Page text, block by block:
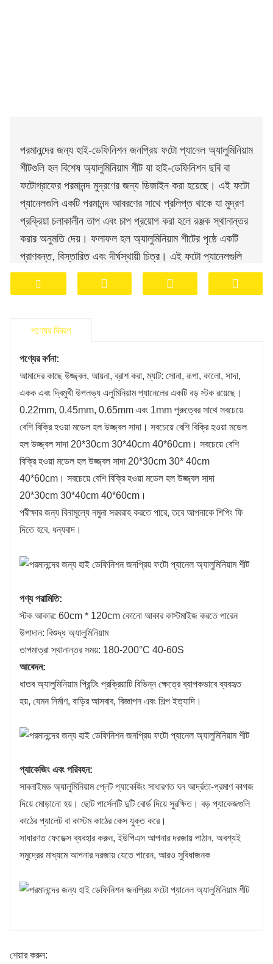
পরমানন্দের জন্য হাই-ডেফিনিশন জনপ্রিয় ফটো প্যানেল অ্যালুমিনিয়াম
শীটগুলি হল বিশেষ অ্যালুমিনিয়াম শীট যা হাই-ডেফিনিশন ছবি বা
ফটোগ্রাফের পরমানন্দ মুদ্রণের জন্য ডিজাইন করা হয়েছে। এই ফটো
প্যানেলগুলি একটি পরমানন্দ আবরণের সাথে প্রলিপ্ত থাকে যা মুদ্রণ
প্রক্রিয়া চলাকালীন তাপ এবং চাপ প্রয়োগ করা হলে রঞ্জক স্থানান্তর
করার অনুমতি দেয়। ফলাফল হল অ্যালুমিনিয়াম শীটের পৃষ্ঠে একটি
প্রাণবন্ত, বিস্তারিত এবং দীর্ঘস্থায়ী চিত্র। এই ফটো প্যানেলগুলি
ব্যতিক্রমী স্বচ্ছতা, উজ্জ্বল রঙ এবং স্থায়িত্ব সহ উচ্চ-সংজ্ঞা
চিত্রগুলি পুনরুত্পাদন করার ক্ষমতার কারণে শিল্পে জনপ্রিয়। এগুলি
আলংকারিক অ্যাপ্লিকেশন তৈরির জন্য ব্যবহৃত হয়।
পণ্যের বিবরণ
পণ্যের বর্ণনা:
আমাদের কাছে উজ্জ্বল, আয়না, ব্রাশ করা, ম্যাট: সোনা, রূপা, কালো, সাদা,
একক এবং দ্বিমুখী উপলভ্য এলুমিনিয়াম প্যানেলের একটি বড় স্টক রয়েছে।
0.22mm, 0.45mm, 0.65mm এবং 1mm পুরুত্বের সাথে সবচেয়ে
বেশি বিক্রি হওয়া মডেল হল উজ্জ্বল সাদা। সবচেয়ে বেশি বিক্রি হওয়া মডেল
হল উজ্জ্বল সাদা 20*30cm 30*40cm 40*60cm। সবচেয়ে বেশি
বিক্রি হওয়া মডেল হল উজ্জ্বল সাদা 20*30cm 30* 40cm
40*60cm। সবচেয়ে বেশি বিক্রি হওয়া মডেল হল উজ্জ্বল সাদা
20*30cm 30*40cm 40*60cm।
পরীক্ষার জন্য বিনামূল্যে নমুনা সরবরাহ করতে পারে, তবে আপনাকে শিপিং ফি
দিতে হবে, ধন্যবাদ।
পণ্য পরামিতি:
স্টক আকার: 60cm * 120cm কোনো আকার কাস্টমাইজ করতে পারেন
উপাদান: বিশুদ্ধ অ্যালুমিনিয়াম
তাপমাত্রা স্থানান্তর সময়: 180-200°C 40-60S
আবেদন:
ধাতব অ্যালুমিনিয়াম প্রিন্টিং প্রক্রিয়াটি বিভিন্ন ক্ষেত্রে ব্যাপকভাবে ব্যবহৃত
হয়, যেমন নির্মাণ, বাড়ির আসবাব, বিজ্ঞাপন এবং শিল্প ইত্যাদি।
প্যাকেজিং এবং পরিবহন:
সাবলাইমড অ্যালুমিনিয়াম প্লেট প্যাকেজিং সাধারণত ঘন আর্দ্রতা-প্রমাণ কাগজ
দিয়ে মোড়ানো হয়। ছোট পার্সেলটি দুটি বোর্ড দিয়ে সুরক্ষিত। বড় প্যাকেজগুলি
কাঠের প্যালেট বা কাস্টম কাঠের কেস যুক্ত করে।
সাধারণত ফেডেক্স ব্যবহার করুন, ইউপিএস আপনার দরজায় পাঠান, অবশ্যই
সমুদ্রের মাধ্যমে আপনার দরজায় যেতে পারেন, আরও সুবিধাজনক
শেয়ার করুন: